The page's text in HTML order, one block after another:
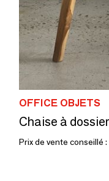
OFFICE OBJETS
Prix de vente conseillé :